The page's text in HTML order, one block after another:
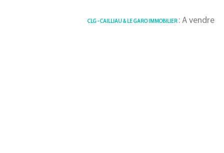
CLG - CAILLIAU & LE GARO IMMOBILIER: A vendre Maison 155